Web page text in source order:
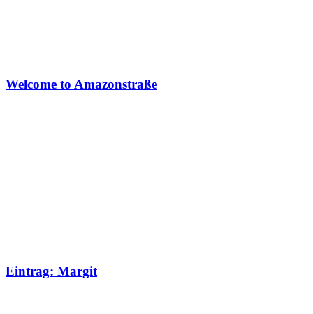
Welcome to Amazonstraße
Eintrag: Margit